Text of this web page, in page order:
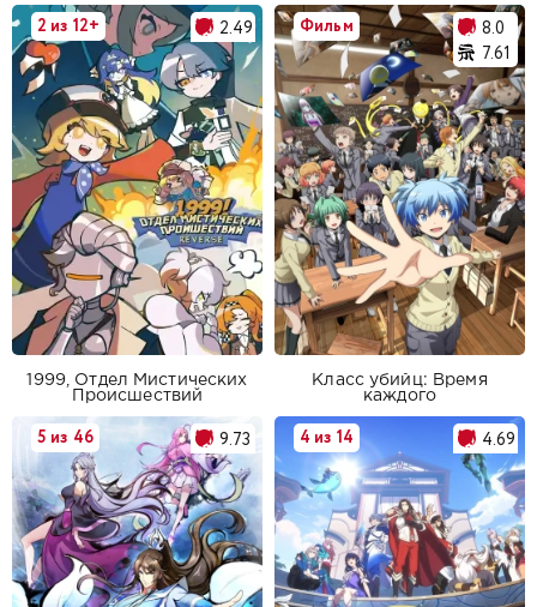
1999, Отдел Мистических
Происшествий
2 из 12+ 2.49
Класс убийц: Время
каждого
Фильм
8.0
7.61
5 из 46 9.73 4 из 14 4.69